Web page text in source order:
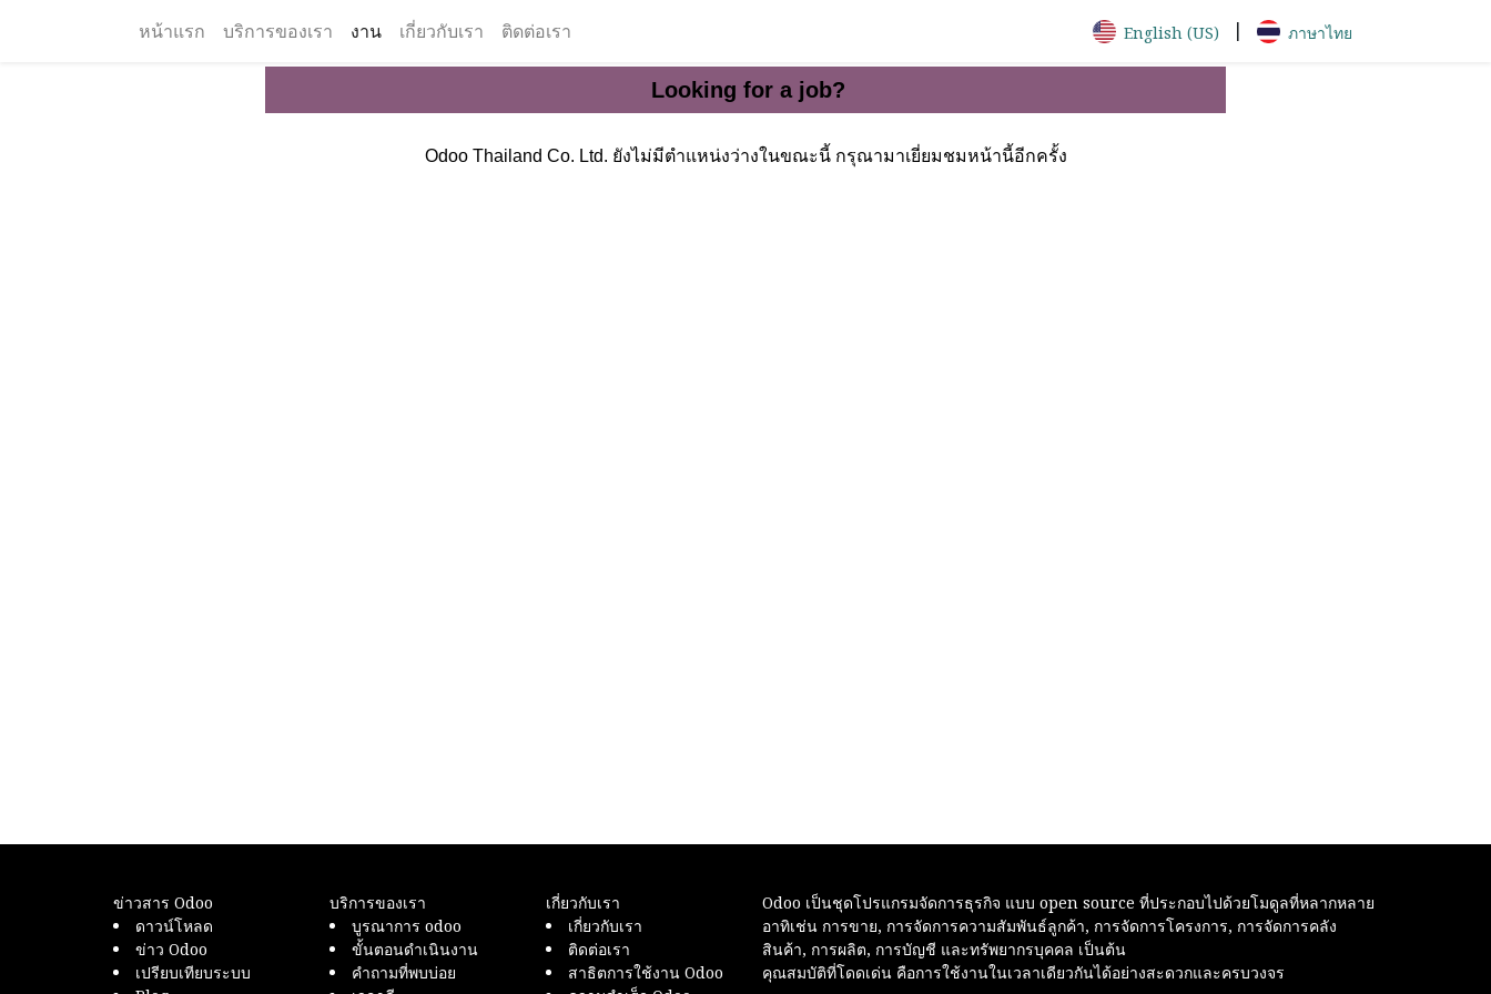
หน้าแรก บริการของเรา งาน เกี่ยวกับเรา ติดต่อเรา English (US) | ภาษาไทย
ข่าวสาร Odoo
ดาวน์โหลด
ข่าว Odoo
เปรียบเทียบระบบ
บริการของเรา
บูรณาการ odoo
ขั้นตอนดำเนินงาน
คำถามที่พบบ่อย
เกี่ยวกับเรา
เกี่ยวกับเรา
ติดต่อเรา
สาธิตการใช้งาน Odoo
Odoo เป็นชุดโปรแกรมจัดการธุรกิจ แบบ open source ที่ประกอบไปด้วยโมดูลที่หลากหลาย
อาทิเช่น การขาย, การจัดการความสัมพันธ์ลูกค้า, การจัดการโครงการ, การจัดการคลัง
สินค้า, การผลิต, การบัญชี และทรัพยากรบุคคล เป็นต้น
คุณสมบัติที่โดดเด่น คือการใช้งานในเวลาเดียวกันได้อย่างสะดวกและครบวงจร